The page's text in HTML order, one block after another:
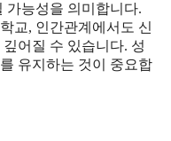
가능성을 의미합니다.
교, 인간관계에서도 신
어질 수 있습니다. 성
유지하는 것이 중요합